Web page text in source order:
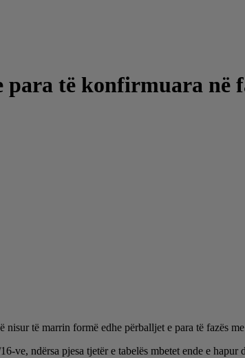
të konfirmuara në
të marrin formë edhe përballjet e para të fazës
ndërsa pjesa tjetër e tabelës mbetet ende e